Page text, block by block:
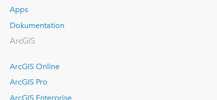
Apps
Dokumentation
ArcGIS
ArcGIS Online
ArcGIS Pro
ArcGIS Enterprise